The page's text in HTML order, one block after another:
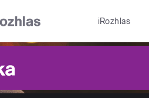
iRozhlas